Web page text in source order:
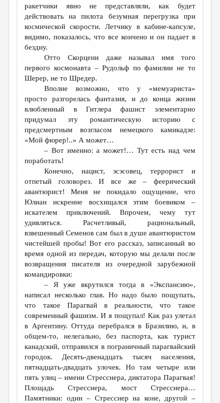
ракетчики явно не представляли, как будет
действовать на пилота безумная перегрузка при
космической скорости. Летчику в кабине-капсуле,
видимо, показалось, что все кончено и он падает в
бездну.
Отто Скорцени даже называл имя того
первого космонавта – Рудольф по фамилии не то
Шерер, не то Шредер.
Вполне возможно, что у «мемуариста»
просто разгорелась фантазия, и до конца жизни
влюбленный в Гитлера фашист элементарно
придумал эту романтическую историю с
предсмертным возгласом немецкого камикадзе:
«Мой фюрер!..» А может…
– Вот именно: а может!… Тут есть над чем
поработать!
Конечно, нацист, эсэсовец, террорист и
отпетый головорез. И все же – феерический
авантюрист! Меня не покидало ощущение, что
Юлиан искренне восхищался этим боевиком –
искателем приключений. Впрочем, чему тут
удивляться. Расчетливый, рациональный,
взвешенный Семенов сам был в душе авантюристом
чистейшей пробы! Вот его рассказ, записанный во
время одной из передач, которую мы делали после
возвращения писателя из очередной зарубежной
командировки:
– Я уже вкрутился тогда в «Экспансию»,
написал несколько глав. Но надо было пощупать,
что такое Парагвай в реальности, что такое
современный фашизм. И я пощупал! Как раз улетал
в Аргентину. Оттуда перебрался в Бразилию, и, в
общем-то, нелегально, без паспорта, как турист
канадский, отправился в пограничный парагвайский
городок. Десять-двенадцать тысяч населения,
пятнадцать-двадцать улочек. Но там четыре или
пять улиц – имени Стресснера, диктатора Парагвая!
Площадь Стресснера, мост Стресснера…
Памятники: один – Стресснер на коне, другой –